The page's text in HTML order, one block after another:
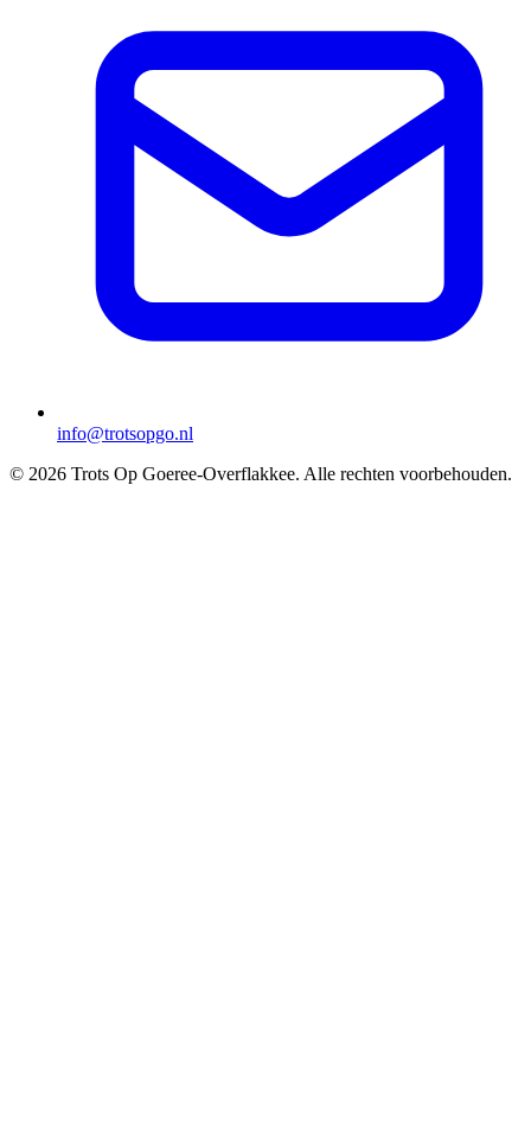
info@trotsopgo.nl
© 2026 Trots Op Goeree-Overflakkee. Alle rechten voorbehouden.